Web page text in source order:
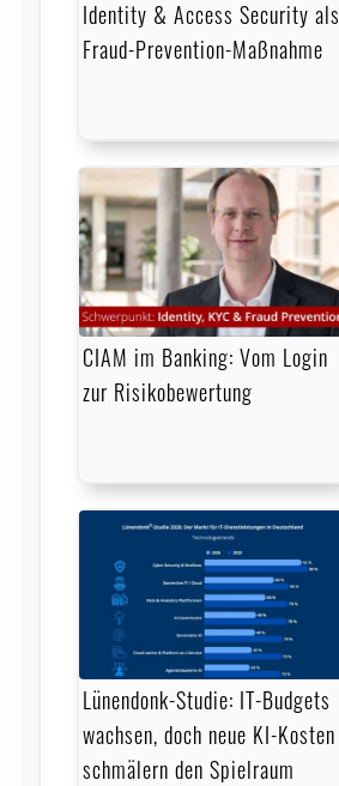
Identity & Access Security als
Fraud-Prevention-Maßnahme
CIAM im Banking: Vom Login
zur Risikobewertung
Lünendonk-Studie: IT-Budgets
wachsen, doch neue KI-Kosten
schmälern den Spielraum